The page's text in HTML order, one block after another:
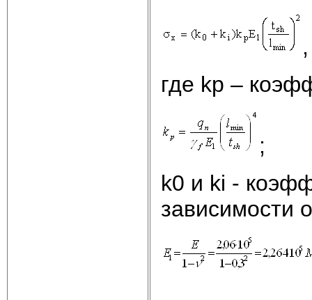
,
где kp –
;
k0 и ki -
зависимости